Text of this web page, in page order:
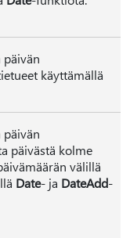
päivän
käyttämällä
päivän
päivästä kolme
välillä
Date- ja DateAdd-